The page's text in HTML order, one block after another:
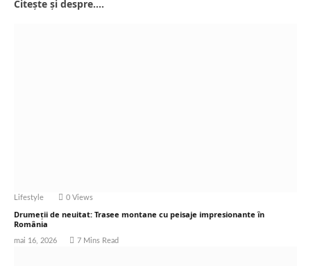
Citește și despre....
Lifestyle 0 Views
Drumeții de neuitat: Trasee montane cu peisaje impresionante în
România
mai 16, 2026 7 Mins Read